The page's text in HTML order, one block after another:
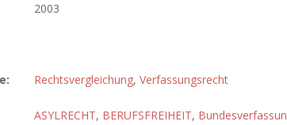
2003
Rechtsvergleichung, Verfassungsrecht
ASYLRECHT, BERUFSFREIHEIT,